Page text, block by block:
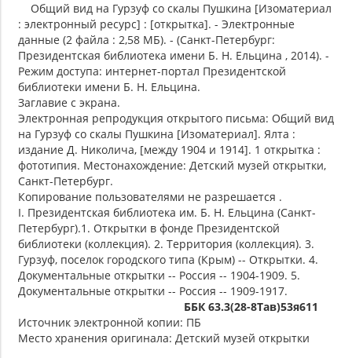
Общий вид на Гурзуф со скалы Пушкина [Изоматериал
: электронный ресурс] : [открытка]. - Электронные
данные (2 файла : 2,58 МБ). - (Санкт-Петербург:
Президентская библиотека имени Б. Н. Ельцина , 2014). -
Режим доступа: интернет-портал Президентской
библиотеки имени Б. Н. Ельцина.
Заглавие с экрана.
Электронная репродукция открытого письма: Общий вид
на Гурзуф со скалы Пушкина [Изоматериал]. Ялта :
издание Д. Николича, [между 1904 и 1914]. 1 открытка :
фототипия. Местонахождение: Детский музей открытки,
Санкт-Петербург.
Копирование пользователями не разрешается .
I. Президентская библиотека им. Б. Н. Ельцина (Санкт-
Петербург).1. Открытки в фонде Президентской
библиотеки (коллекция). 2. Территория (коллекция). 3.
Гурзуф, поселок городского типа (Крым) -- Открытки. 4.
Документальные открытки -- Россия -- 1904-1909. 5.
Документальные открытки -- Россия -- 1909-1917.
ББК 63.3(28-8Тав)53я611
Источник электронной копии: ПБ
Место хранения оригинала: Детский музей открытки